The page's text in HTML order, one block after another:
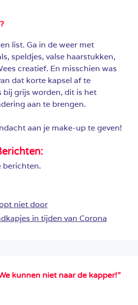
list. Ga in de weer met
speldjes, valse haarstukken,
creatief. En misschien was
dat korte kapsel af te
bij grijs worden, dit is het
aan te brengen.
aan je make-up te geven!
berichten.
niet door
in tijden van Corona
kunnen niet naar de kapper!”